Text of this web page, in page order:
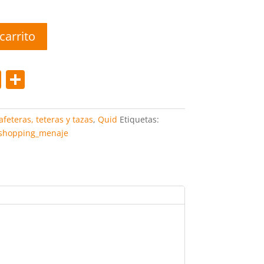
Pi
er
e
C
m
p
teteras y tazas, Quid Etiquetas: